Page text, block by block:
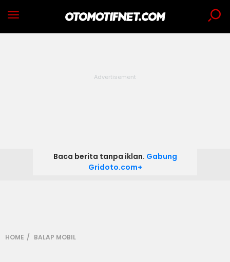
Baca berita tanpa iklan. Gabung
Gridoto.com+
HOME BALAP MOBIL